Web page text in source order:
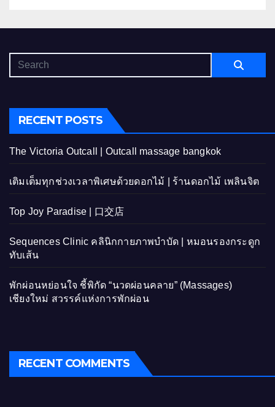
RECENT POSTS
The Victoria Outcall | Outcall massage bangkok
เติมเต็มทุกช่วงเวลาพิเศษด้วยดอกไม้ | ร้านดอกไม้ เพลินจิต
Top Joy Paradise | 口交店
Sequences Clinic คลินิกกายภาพบำบัด | หมอนรองกระดูก
ทับเส้น
พักผ่อนหย่อนใจ ชี้พิกัด “นวดผ่อนคลาย” (Massages)
เชียงใหม่ สวรรค์แห่งการพักผ่อน
RECENT COMMENTS